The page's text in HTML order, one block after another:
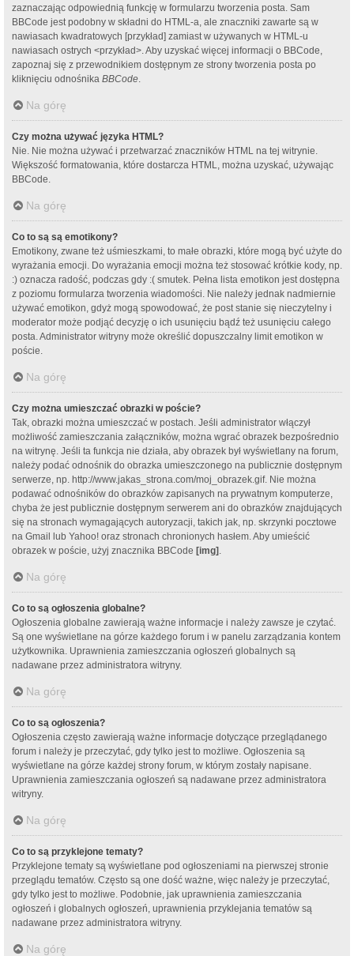
zaznaczając odpowiednią funkcję w formularzu tworzenia posta. Sam
BBCode jest podobny w składni do HTML-a, ale znaczniki zawarte są w
nawiasach kwadratowych [przykład] zamiast w używanych w HTML-u
nawiasach ostrych <przykład>. Aby uzyskać więcej informacji o BBCode,
zapoznaj się z przewodnikiem dostępnym ze strony tworzenia posta po
kliknięciu odnośnika BBCode
Na górę
Czy można używać języka HTML?
Nie. Nie można używać i przetwarzać znaczników HTML na tej witrynie.
Większość formatowania, które dostarcza HTML, można uzyskać, używając
BBCode.
Na górę
Co to są są emotikony?
Emotikony, zwane też uśmieszkami, to małe obrazki, które mogą być użyte do
wyrażania emocji. Do wyrażania emocji można też stosować krótkie kody, np.
:) oznacza radość, podczas gdy :( smutek. Pełna lista emotikon jest dostępna
z poziomu formularza tworzenia wiadomości. Nie należy jednak nadmiernie
używać emotikon, gdyż mogą spowodować, że post stanie się nieczytelny i
moderator może podjąć decyzję o ich usunięciu bądź też usunięciu całego
posta. Administrator witryny może określić dopuszczalny limit emotikon w
poście.
Na górę
Czy można umieszczać obrazki w poście?
Tak, obrazki można umieszczać w postach. Jeśli administrator włączył
możliwość zamieszczania załączników, można wgrać obrazek bezpośrednio
na witrynę. Jeśli ta funkcja nie działa, aby obrazek był wyświetlany na forum,
należy podać odnośnik do obrazka umieszczonego na publicznie dostępnym
serwerze, np. http://www.jakas_strona.com/moj_obrazek.gif. Nie można
podawać odnośników do obrazków zapisanych na prywatnym komputerze,
chyba że jest publicznie dostępnym serwerem ani do obrazków znajdujących
się na stronach wymagających autoryzacji, takich jak, np. skrzynki pocztowe
na Gmail lub Yahoo! oraz stronach chronionych hasłem. Aby umieścić
obrazek w poście, użyj znacznika BBCode [img]
Na górę
Co to są ogłoszenia globalne?
Ogłoszenia globalne zawierają ważne informacje i należy zawsze je czytać.
Są one wyświetlane na górze każdego forum i w panelu zarządzania kontem
użytkownika. Uprawnienia zamieszczania ogłoszeń globalnych są
nadawane przez administratora witryny.
Na górę
Co to są ogłoszenia?
Ogłoszenia często zawierają ważne informacje dotyczące przeglądanego
forum i należy je przeczytać, gdy tylko jest to możliwe. Ogłoszenia są
wyświetlane na górze każdej strony forum, w którym zostały napisane.
Uprawnienia zamieszczania ogłoszeń są nadawane przez administratora
witryny.
Na górę
Co to są przyklejone tematy?
Przyklejone tematy są wyświetlane pod ogłoszeniami na pierwszej stronie
przeglądu tematów. Często są one dość ważne, więc należy je przeczytać,
gdy tylko jest to możliwe. Podobnie, jak uprawnienia zamieszczania
ogłoszeń i globalnych ogłoszeń, uprawnienia przyklejania tematów są
nadawane przez administratora witryny.
Na górę